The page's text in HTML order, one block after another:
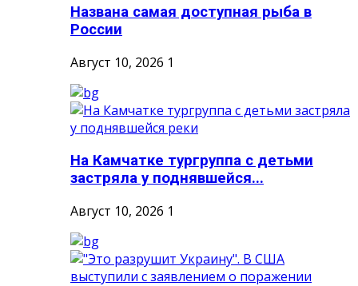
Названа самая доступная рыба в
России
Август 10, 2026 1
На Камчатке тургруппа с детьми
застряла у поднявшейся...
Август 10, 2026 1